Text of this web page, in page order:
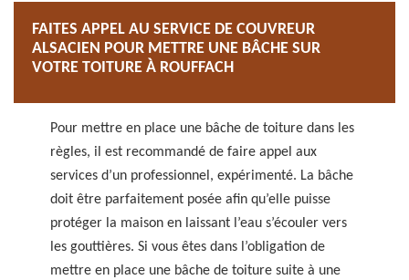
FAITES APPEL AU SERVICE DE COUVREUR
ALSACIEN POUR METTRE UNE BÂCHE SUR
VOTRE TOITURE À ROUFFACH
Pour mettre en place une bâche de toiture dans les
règles, il est recommandé de faire appel aux
services d’un professionnel, expérimenté. La bâche
doit être parfaitement posée afin qu’elle puisse
protéger la maison en laissant l’eau s’écouler vers
les gouttières. Si vous êtes dans l’obligation de
mettre en place une bâche de toiture suite à une